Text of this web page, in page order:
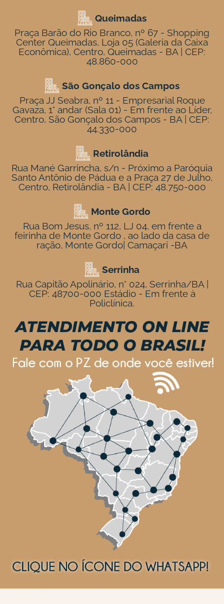
Queimadas
Praça Barão do Rio Branco, nº 67 - Shopping
Center Queimadas, Loja 05 (Galeria da Caixa
Econômica), Centro, Queimadas - BA | CEP:
48.860-000
São Gonçalo dos Campos
Praça JJ Seabra, nº 11 - Empresarial Roque
Gavaza, 1° andar (Sala 01) - Em frente ao Líder,
Centro, São Gonçalo dos Campos - BA | CEP:
44.330-000
Retirolândia
Rua Mané Garrincha, s/n - Próximo a Paróquia
Santo Antônio de Pádua e a Praça 27 de Julho,
Centro, Retirolândia - BA | CEP: 48.750-000
Monte Gordo
Rua Bom Jesus, nº 112, LJ 04, em frente a
feirinha de Monte Gordo , ao lado da casa de
ração, Monte Gordo| Camaçari -BA
Serrinha
Rua Capitão Apolinário, n° 024, Serrinha/BA |
CEP: 48700-000 Estádio - Em frente à
Policlínica.